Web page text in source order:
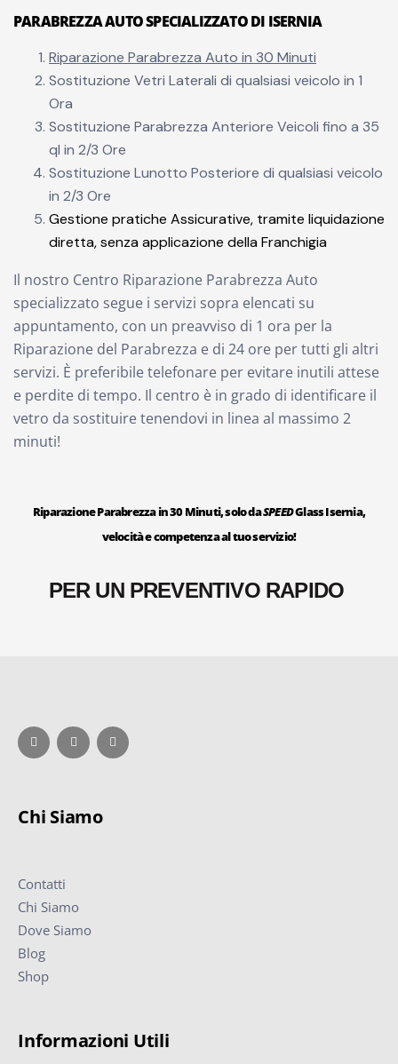
PARABREZZA AUTO SPECIALIZZATO DI ISERNIA
Riparazione Parabrezza Auto in 30 Minuti
Sostituzione Vetri Laterali di qualsiasi veicolo in 1
Ora
Sostituzione Parabrezza Anteriore Veicoli fino a 35
ql in 2/3 Ore
Sostituzione Lunotto Posteriore di qualsiasi veicolo
in 2/3 Ore
Gestione pratiche Assicurative, tramite liquidazione
diretta, senza applicazione della Franchigia
Il nostro Centro Riparazione Parabrezza Auto
specializzato segue i servizi sopra elencati su
appuntamento, con un preavviso di 1 ora per la
Riparazione del Parabrezza e di 24 ore per tutti gli altri
servizi. È preferibile telefonare per evitare inutili attese
e perdite di tempo. Il centro è in grado di identificare il
vetro da sostituire tenendovi in linea al massimo 2
minuti!
Riparazione Parabrezza in 30 Minuti, solo daSPEEDGlass Isernia,
velocità e competenza al tuo servizio!
PER UN PREVENTIVO RAPIDO
Chi Siamo
Contatti
Chi Siamo
Dove Siamo
Blog
Shop
Informazioni Utili